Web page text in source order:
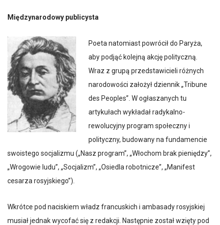
Międzynarodowy publicysta
Poeta natomiast powrócił do Paryża,
aby podjąć kolejną akcję polityczną.
Wraz z grupą przedstawicieli różnych
narodowości założył dziennik „Tribune
des Peoples”. W ogłaszanych tu
artykułach wykładał radykalno-
rewolucyjny program społeczny i
polityczny, budowany na fundamencie
swoistego socjalizmu („Nasz program”, „Włochom brak pieniędzy”,
„Wrogowie ludu”, „Socjalizm”, „Osiedla robotnicze”, „Manifest
cesarza rosyjskiego”).
Wkrótce pod naciskiem władz francuskich i ambasady rosyjskiej
musiał jednak wycofać się z redakcji. Następnie został wzięty pod